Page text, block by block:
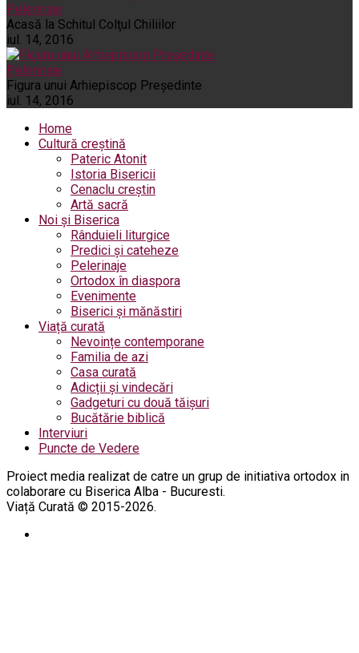
Pelerinaje
Acasă la Schitul Colţul Chiliilor
iul. 14, 2016
Pelerinaje
Figura unui Arhiepiscop Preşedinte
iul. 14, 2016
Home
Cultură creștină
Pateric Atonit
Istoria Bisericii
Cenaclu creștin
Artă sacră
Noi și Biserica
Rânduieli liturgice
Predici și cateheze
Pelerinaje
Ortodox în diaspora
Evenimente
Biserici și mănăstiri
Viață curată
Nevoințe contemporane
Familia de azi
Casa curată
Adicții și vindecări
Gadgeturi cu două tăișuri
Bucătărie biblică
Interviuri
Puncte de Vedere
Proiect media realizat de catre un grup de initiativa ortodox in
colaborare cu Biserica Alba - Bucuresti.
Viață Curată © 2015-2026.